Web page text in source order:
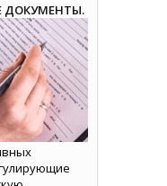
ДОКУМЕНТЫ.